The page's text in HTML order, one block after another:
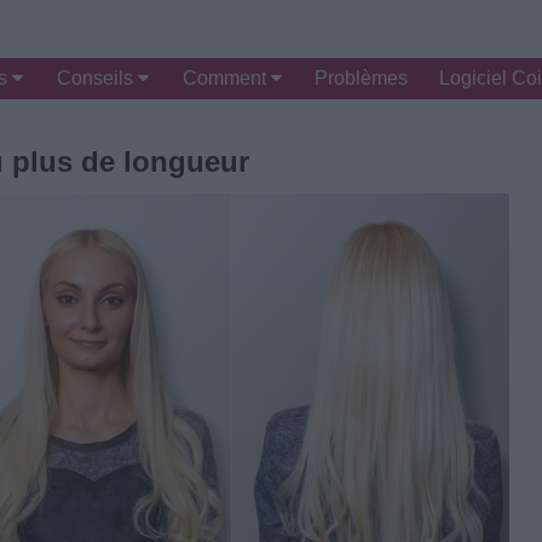
Conseils Comment Problèmes Logiciel
plus de longueur